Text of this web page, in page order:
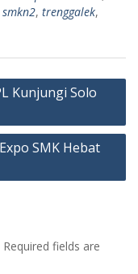
smkn2, trenggalek,
Kunjungi Solo
SMK Hebat
Required fields are